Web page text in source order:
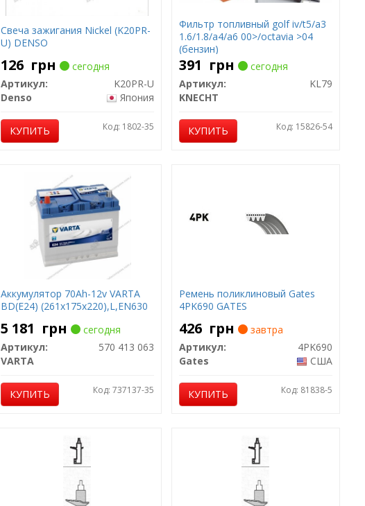
Свеча зажигания Nickel (K20PR-
U) DENSO
126 грн
сегодня
Артикул:
K20PR-U
Denso
Япония
КУПИТЬ Код: 1802-35
Фильтр топливный golf iv/t5/a3
1.6/1.8/a4/a6 00>/octavia >04
(бензин)
391 грн
сегодня
Артикул:
KL79
KNECHT
КУПИТЬ Код: 15826-54
Аккумулятор 70Ah-12v VARTA
BD(E24) (261х175х220),L,EN630
5 181 грн
сегодня
Артикул:
570 413 063
VARTA
КУПИТЬ Код: 737137-35
Ремень поликлиновый Gates
4PK690 GATES
426 грн
завтра
Артикул:
4PK690
Gates
США
КУПИТЬ Код: 81838-5